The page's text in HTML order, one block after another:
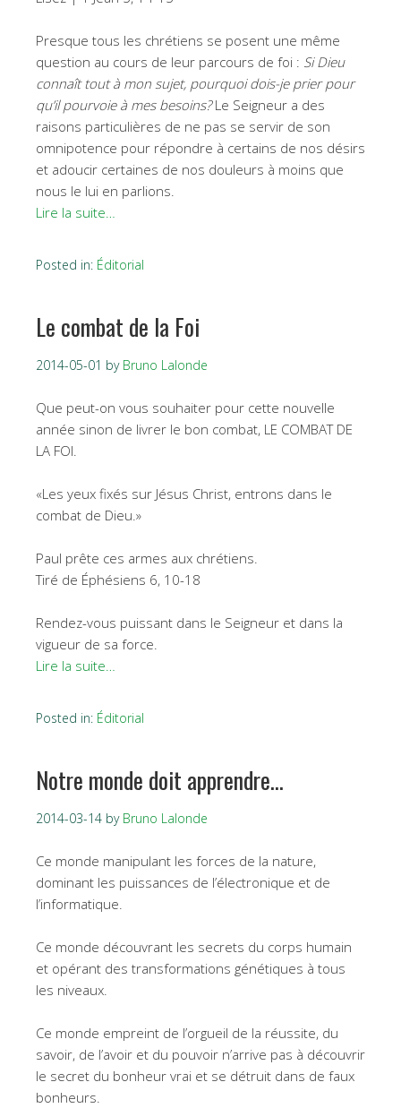
Presque tous les chrétiens se posent une même
question au cours de leur parcours de foi : Si Dieu
connaît tout à mon sujet, pourquoi dois-je prier pour
qu’il pourvoie à mes besoins?Le Seigneur a des
raisons particulières de ne pas se servir de son
omnipotence pour répondre à certains de nos désirs
et adoucir certaines de nos douleurs à moins que
nous le lui en parlions.
Lire la suite…
Posted in: Éditorial
Le combat de la Foi
2014-05-01 by Bruno Lalonde
Que peut-on vous souhaiter pour cette nouvelle
année sinon de livrer le bon combat, LE COMBAT DE
LA FOI.
«Les yeux fixés sur Jésus Christ, entrons dans le
combat de Dieu.»
Paul prête ces armes aux chrétiens.
Tiré de Éphésiens 6, 10-18
Rendez-vous puissant dans le Seigneur et dans la
vigueur de sa force.
Lire la suite…
Posted in: Éditorial
Notre monde doit apprendre…
2014-03-14 by Bruno Lalonde
Ce monde manipulant les forces de la nature,
dominant les puissances de l’électronique et de
l’informatique.
Ce monde découvrant les secrets du corps humain
et opérant des transformations génétiques à tous
les niveaux.
Ce monde empreint de l’orgueil de la réussite, du
savoir, de l’avoir et du pouvoir n’arrive pas à découvrir
le secret du bonheur vrai et se détruit dans de faux
bonheurs.